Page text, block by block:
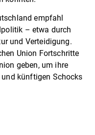
empfahl
– etwa durch
und Verteidigung.
Union Fortschritte
geben, um ihre
künftigen Schocks